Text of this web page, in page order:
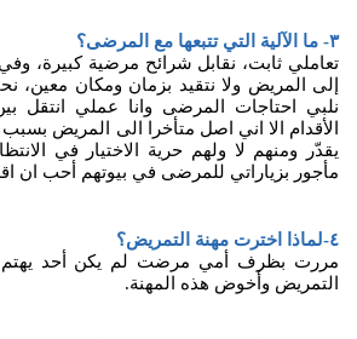
٣- ما الآلية التي تتبعها مع المرضى؟
تعاملي ثابت، نقابل شرائح مرضية كبيرة،
إلى المريض ولا نتقيد بزمان ومكان معين،
نلبي احتاجات المرضى وانا عملي انتقل
الأقدام الا اني اصل متأخرا الى المريض
يقدّر ومنهم لا ولهم حرية الاختيار في
مأجور بزياراتي للمرضى في بيوتهم أحب ان
٤-لماذا اخترت مهنة التمريض؟
مررت بظرف أمي مرضت لم يكن أحد يهتم
التمريض وأخوض هذه المهنة.